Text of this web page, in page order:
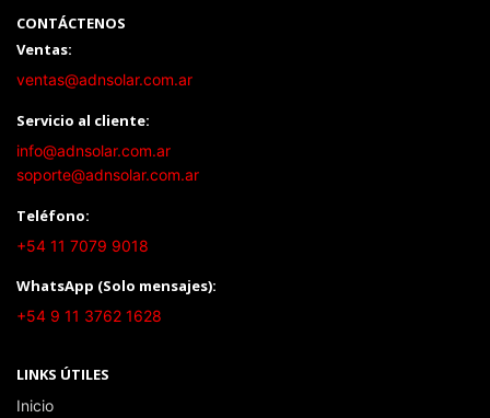
CONTÁCTENOS
Ventas:
ventas@adnsolar.com.ar
Servicio al cliente:
info@adnsolar.com.ar
soporte@adnsolar.com.ar
Teléfono:
+54 11 7079 9018
WhatsApp (Solo mensajes):
+54 9 11 3762 1628
LINKS ÚTILES
Inicio